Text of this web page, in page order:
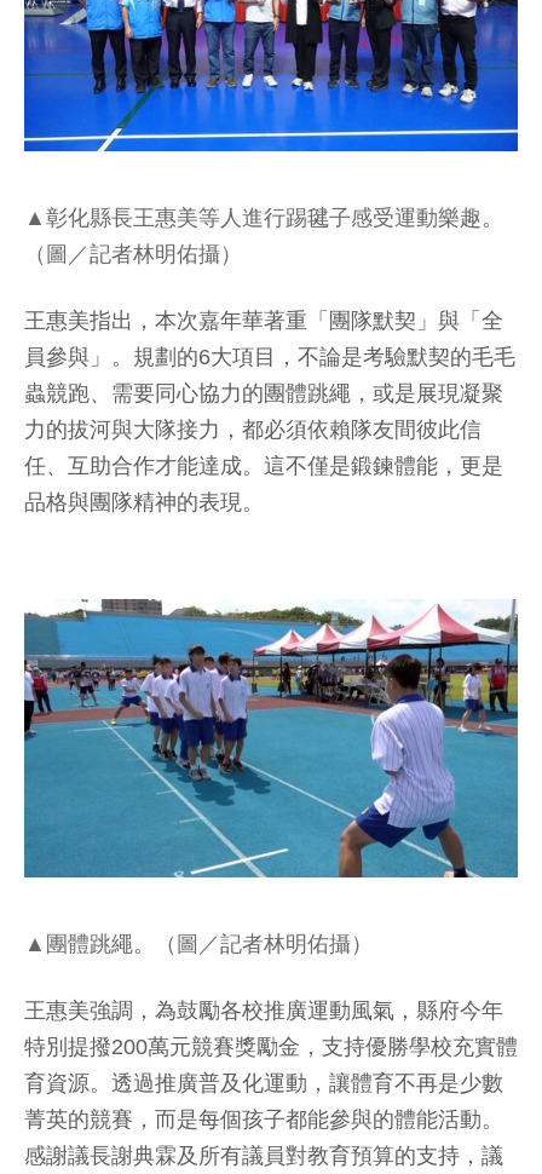
▲彰化縣長王惠美等人進行踢毽子感受運動樂趣。
（圖／記者林明佑攝）
王惠美指出，本次嘉年華著重「團隊默契」與「全
員參與」。規劃的6大項目，不論是考驗默契的毛毛
蟲競跑、需要同心協力的團體跳繩，或是展現凝聚
力的拔河與大隊接力，都必須依賴隊友間彼此信
任、互助合作才能達成。這不僅是鍛鍊體能，更是
品格與團隊精神的表現。
▲團體跳繩。（圖／記者林明佑攝）
王惠美強調，為鼓勵各校推廣運動風氣，縣府今年
特別提撥200萬元競賽獎勵金，支持優勝學校充實體
育資源。透過推廣普及化運動，讓體育不再是少數
菁英的競賽，而是每個孩子都能參與的體能活動。
感謝議長謝典霖及所有議員對教育預算的支持，議